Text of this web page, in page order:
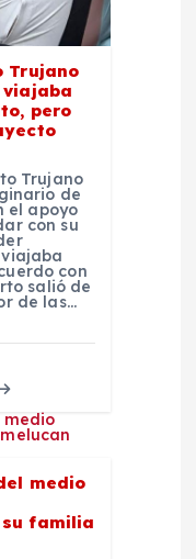
Trujano
viajaba
pero
Trujano
de
el apoyo
con su
con
salió de
de las…
medio
familia